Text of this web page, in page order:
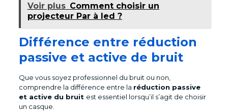
Voir plus Comment choisir un
projecteur Par à led ?
Différence entre réduction
passive et active de bruit
Que vous soyez professionnel du bruit ou non,
comprendre la différence entre la réduction passive
et active du bruit est essentiel lorsqu’il s’agit de choisir
un casque.